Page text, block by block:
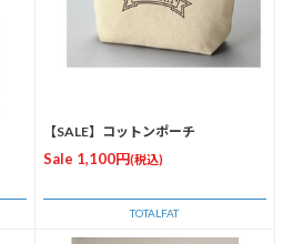
【SALE】コットンポーチ
Sale 1,100円(税込)
TOTALFAT